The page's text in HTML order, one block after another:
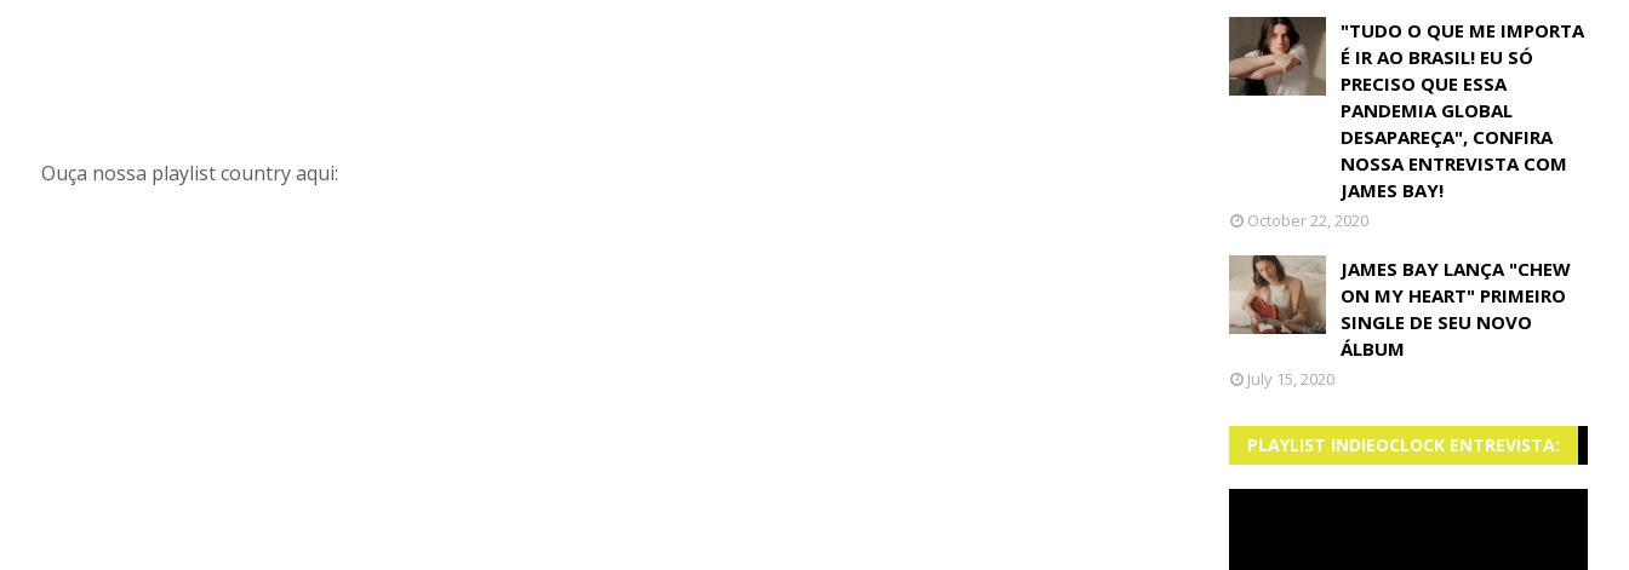
Ouça nossa playlist country aqui:
"TUDO O QUE ME IMPORTA
É IR AO BRASIL! EU SÓ
PRECISO QUE ESSA
PANDEMIA GLOBAL
DESAPAREÇA", CONFIRA
NOSSA ENTREVISTA COM
JAMES BAY!
October 22, 2020
JAMES BAY LANÇA "CHEW
ON MY HEART" PRIMEIRO
SINGLE DE SEU NOVO
ÁLBUM
July 15, 2020
PLAYLIST INDIEOCLOCK ENTREVISTA: